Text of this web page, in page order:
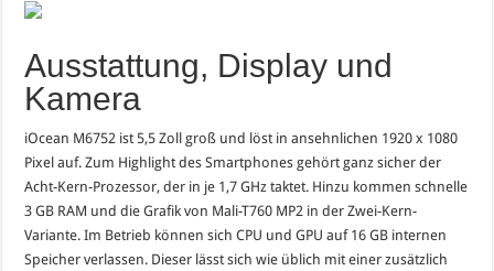
Ausstattung, Display und
Kamera
iOcean M6752 ist 5,5 Zoll groß und löst in ansehnlichen 1920 x 1080
Pixel auf. Zum Highlight des Smartphones gehört ganz sicher der
Acht-Kern-Prozessor, der in je 1,7 GHz taktet. Hinzu kommen schnelle
3 GB RAM und die Grafik von Mali-T760 MP2 in der Zwei-Kern-
Variante. Im Betrieb können sich CPU und GPU auf 16 GB internen
Speicher verlassen. Dieser lässt sich wie üblich mit einer zusätzlich